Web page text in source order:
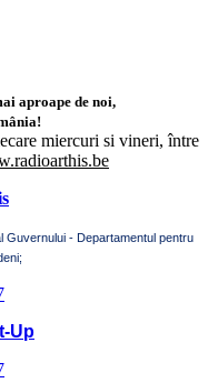
aproape de noi,
miercuri si vineri, între
Guvernului - Departamentul pentru
Up